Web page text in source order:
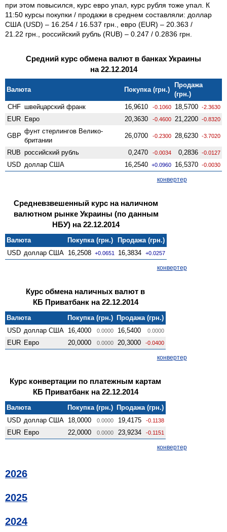
при этом повысился, курс евро упал, курс рубля тоже упал. К
11:50 курсы покупки / продажи в среднем составляли: доллар
США (USD) – 16.254 / 16.537 грн., евро (EUR) – 20.363 /
21.22 грн., российский рубль (RUB) – 0.247 / 0.2836 грн.
Средний курс обмена валют в банках Украины
на 22.12.2014
Валюта Покупка (грн.)
Продажа
(грн.)
CHF швейцарский франк 16,9610 -0.1060 18,5700 -2.3630
EUR Евро 20,3630 -0.4600 21,2200 -0.8320
GBP
фунт стерлингов Велико­
британии
26,0700 -0.2300 28,6230 -3.7020
RUB российский рубль 0,2470 -0.0034 0,2836 -0.0127
USD доллар США 16,2540 +0.0960 16,5370 -0.0030
конвертер
Средневзвешенный курс на наличном
валютном рынке Украины (по данным
НБУ) на 22.12.2014
Валюта Покупка (грн.)
Продажа (грн.)
USD доллар США 16,2508 +0.0651 16,3834 +0.0257
конвертер
Курс обмена наличных валют в
КБ Приватбанк на 22.12.2014
Валюта Покупка (грн.) Продажа (грн.)
USD доллар США 16,4000 0.0000 16,5400 0.0000
EUR Евро 20,0000 0.0000 20,3000 -0.0400
конвертер
Курс конвертации по платежным картам
КБ Приватбанк на 22.12.2014
Валюта Покупка (грн.) Продажа (грн.)
USD доллар США 18,0000 0.0000 19,4175 -0.1138
EUR Евро 22,0000 0.0000 23,9234 -0.1151
конвертер
2026
2025
2024